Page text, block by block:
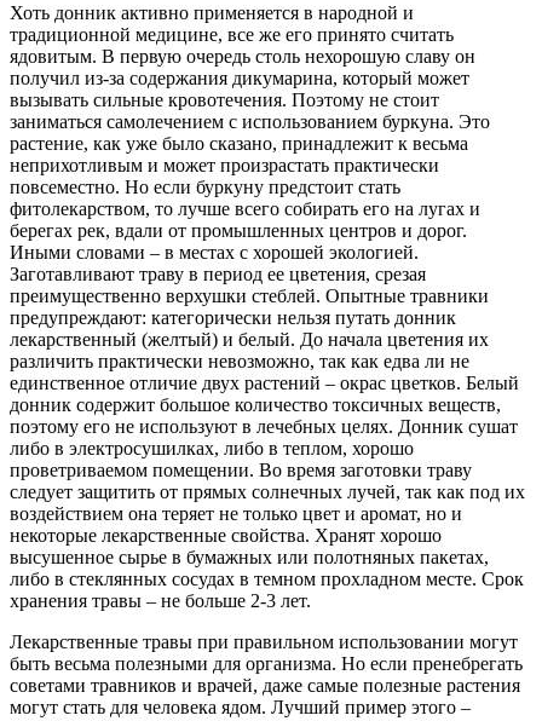
Хоть донник активно применяется в народной и
традиционной медицине, все же его принято считать
ядовитым. В первую очередь столь нехорошую славу он
получил из-за содержания дикумарина, который может
вызывать сильные кровотечения. Поэтому не стоит
заниматься самолечением с использованием буркуна. Это
растение, как уже было сказано, принадлежит к весьма
неприхотливым и может произрастать практически
повсеместно. Но если буркуну предстоит стать
фитолекарством, то лучше всего собирать его на лугах и
берегах рек, вдали от промышленных центров и дорог.
Иными словами – в местах с хорошей экологией.
Заготавливают траву в период ее цветения, срезая
преимущественно верхушки стеблей. Опытные травники
предупреждают: категорически нельзя путать донник
лекарственный (желтый) и белый. До начала цветения их
различить практически невозможно, так как едва ли не
единственное отличие двух растений – окрас цветков. Белый
донник содержит большое количество токсичных веществ,
поэтому его не используют в лечебных целях. Донник сушат
либо в электросушилках, либо в теплом, хорошо
проветриваемом помещении. Во время заготовки траву
следует защитить от прямых солнечных лучей, так как под их
воздействием она теряет не только цвет и аромат, но и
некоторые лекарственные свойства. Хранят хорошо
высушенное сырье в бумажных или полотняных пакетах,
либо в стеклянных сосудах в темном прохладном месте. Срок
хранения травы – не больше 2-3 лет.
Лекарственные травы при правильном использовании могут
быть весьма полезными для организма. Но если пренебрегать
советами травников и врачей, даже самые полезные растения
могут стать для человека ядом. Лучший пример этого –